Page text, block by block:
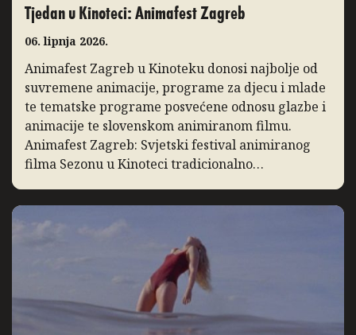
Tjedan u Kinoteci: Animafest Zagreb
06. lipnja 2026.
Animafest Zagreb u Kinoteku donosi najbolje od
suvremene animacije, programe za djecu i mlade
te tematske programe posvećene odnosu glazbe i
animacije te slovenskom animiranom filmu.
Animafest Zagreb: Svjetski festival animiranog
filma Sezonu u Kinoteci tradicionalno
Animafest Zagreb, manifestacija međunarodnog
ugleda koja svake godine u Zagreb donosi
najbolja ostvarenja iz […]